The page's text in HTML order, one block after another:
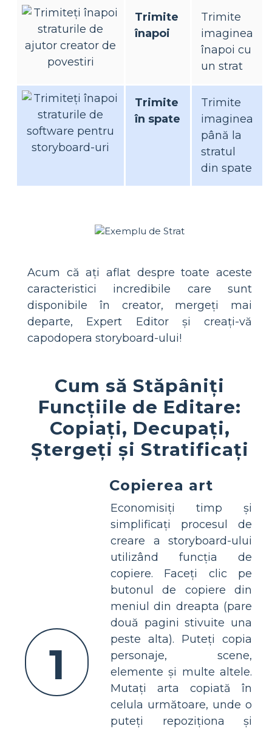
Trimite
înapoi
Trimite
imaginea
înapoi cu
un strat
Trimite
în spate
Trimite
imaginea
până la
stratul
din spate
Acum că ați aflat despre toate aceste
caracteristici incredibile care sunt
disponibile în creator, mergeți mai
departe, Expert Editor și creați-vă
capodopera storyboard-ului!
Cum să Stăpâniți
Funcțiile de Editare:
Copiați, Decupați,
Ștergeți și Stratificați
1
Copierea art
Economisiți timp și
simplificați procesul de
creare a storyboard-ului
utilizând funcția de
copiere. Faceți clic pe
butonul de copiere din
meniul din dreapta (pare
două pagini stivuite una
peste alta). Puteți copia
personaje, scene,
elemente și multe altele.
Mutați arta copiată în
celula următoare, unde o
puteți repoziționa și